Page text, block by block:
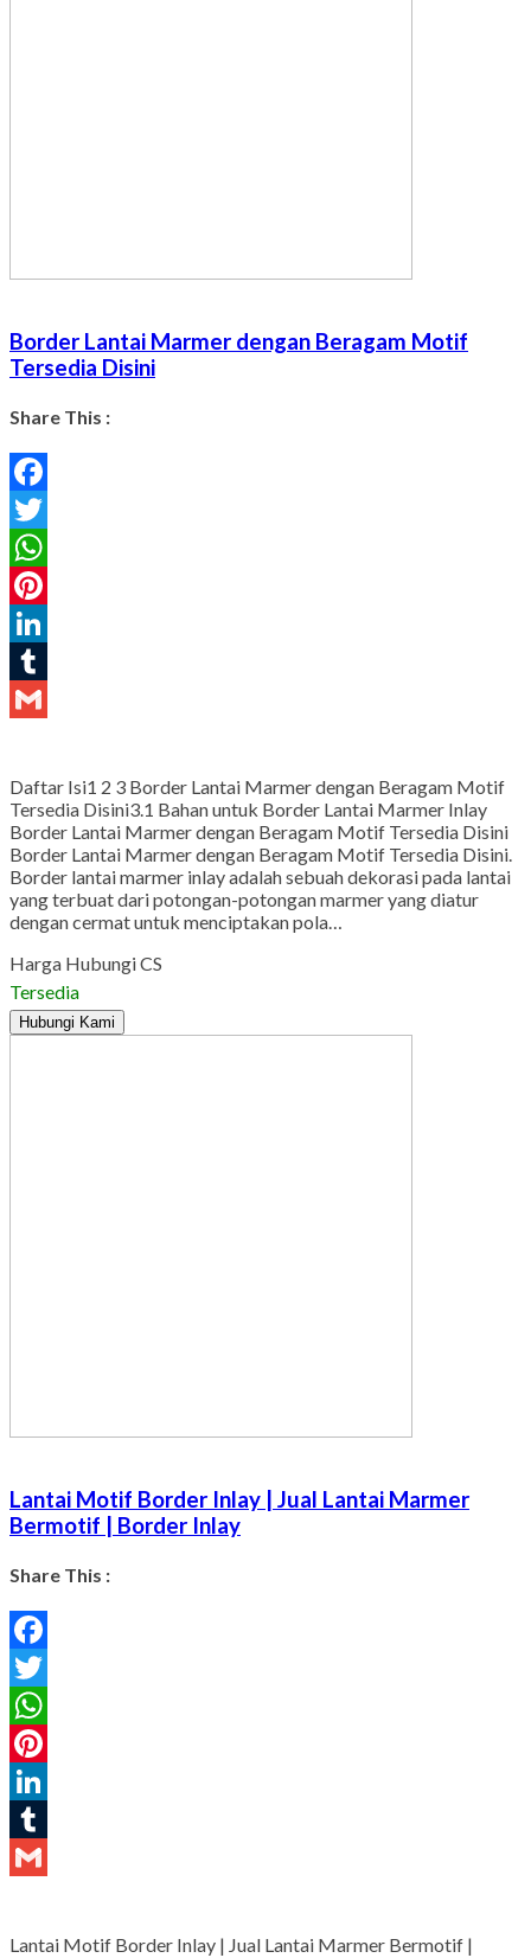
Border Lantai Marmer dengan Beragam Motif
Tersedia Disini
Share This :
Facebook
Twitter
WhatsApp
Pinterest
LinkedIn
Tumblr
Daftar Isi1 2 3 Border Lantai Marmer dengan Beragam Motif
Tersedia Disini3.1 Bahan untuk Border Lantai Marmer Inlay
Border Lantai Marmer dengan Beragam Motif Tersedia Disini
Border Lantai Marmer dengan Beragam Motif Tersedia Disini.
Border lantai marmer inlay adalah sebuah dekorasi pada lantai
yang terbuat dari potongan-potongan marmer yang diatur
dengan cermat untuk menciptakan pola…
Harga Hubungi CS
Tersedia
Hubungi Kami
Lantai Motif Border Inlay | Jual Lantai Marmer
Bermotif | Border Inlay
Share This :
Facebook
Twitter
WhatsApp
Pinterest
LinkedIn
Tumblr
Lantai Motif Border Inlay | Jual Lantai Marmer Bermotif |